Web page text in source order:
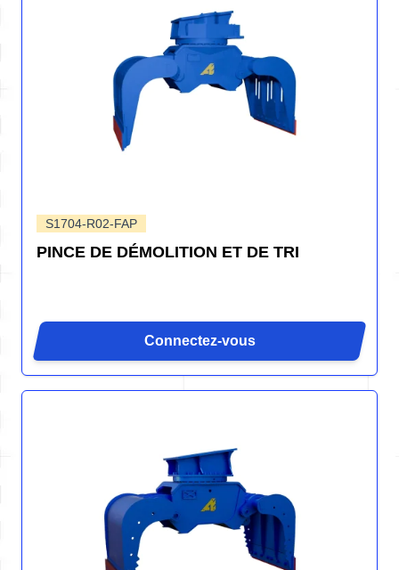
S1704-R02-FAP
PINCE DE DÉMOLITION ET DE TRI
Connectez-vous